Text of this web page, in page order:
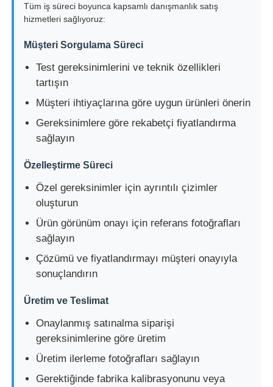
Tüm iş süreci boyunca kapsamlı danışmanlık satış
hizmetleri sağlıyoruz:
Müşteri Sorgulama Süreci
Test gereksinimlerini ve teknik özellikleri
tartışın
Müşteri ihtiyaçlarına göre uygun ürünleri önerin
Gereksinimlere göre rekabetçi fiyatlandırma
sağlayın
Özelleştirme Süreci
Özel gereksinimler için ayrıntılı çizimler
oluşturun
Ürün görünüm onayı için referans fotoğrafları
sağlayın
Çözümü ve fiyatlandırmayı müşteri onayıyla
sonuçlandırın
Üretim ve Teslimat
Onaylanmış satınalma siparişi
gereksinimlerine göre üretim
Üretim ilerleme fotoğrafları sağlayın
Gerektiğinde fabrika kalibrasyonunu veya